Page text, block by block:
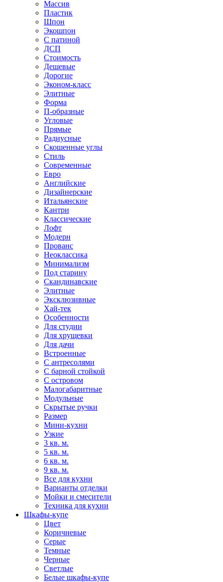
Массив
Пластик
Шпон
Экошпон
С патиной
ДСП
Стоимость
Дешевые
Дорогие
Эконом-класс
Элитные
Форма
П-образные
Угловые
Прямые
Радиусные
Скошенные углы
Стиль
Современные
Евро
Английские
Дизайнерские
Итальянские
Кантри
Классические
Лофт
Модерн
Прованс
Неоклассика
Минимализм
Под старину
Скандинавские
Элитные
Эксклюзивные
Хай-тек
Особенности
Для студии
Для хрущевки
Для дачи
Встроенные
С антресолями
С барной стойкой
С островом
Малогабаритные
Модульные
Скрытые ручки
Размер
Мини-кухни
Узкие
3 кв. м.
5 кв. м.
6 кв. м.
9 кв. м.
Все для кухни
Варианты отделки
Мойки и смесители
Техника для кухни
Шкафы-купе
Цвет
Коричневые
Серые
Темные
Черные
Светлые
Белые шкафы-купе